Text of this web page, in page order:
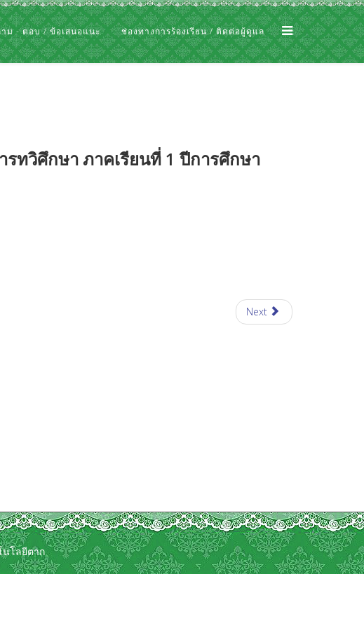
าม - ตอบ / ข้อเสนอแนะ ช่องทางการร้องเรียน / ติดต่อผู้ดูแล
ทวิศึกษา ภาคเรียนที่ 1 ปีการศึกษา
Next
โลยีตาก